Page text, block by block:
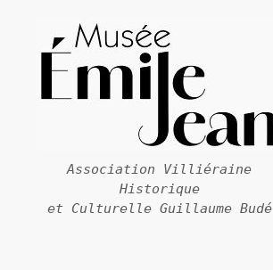
Association Villiéraine
Historique
et Culturelle Guillaume Budé